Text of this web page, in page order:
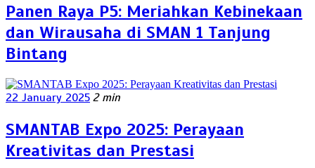
Panen Raya P5: Meriahkan Kebinekaan
dan Wirausaha di SMAN 1 Tanjung
Bintang
22 January 2025 2 min
SMANTAB Expo 2025: Perayaan
Kreativitas dan Prestasi